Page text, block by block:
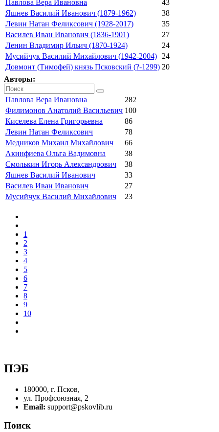
Павлова Вера Ивановна
43
Яшнев Василий Иванович (1879-1962)
38
Левин Натан Феликсович (1928-2017)
35
Василев Иван Иванович (1836-1901)
27
Ленин Владимир Ильич (1870-1924)
24
Мусийчук Василий Михайлович (1942-2004)
24
Довмонт (Тимофей) князь Псковский (?-1299) 20
Авторы:
Павлова Вера Ивановна
282
Филимонов Анатолий Васильевич 100
Киселева Елена Григорьевна
86
Левин Натан Феликсович
78
Медников Михаил Михайлович
66
Акинфиева Ольга Вадимовна
38
Смолькин Игорь Александрович
38
Яшнев Василий Иванович
33
Василев Иван Иванович
27
Мусийчук Василий Михайлович
23
1
2
3
4
5
6
7
8
9
10
ПЭБ
180000, г. Псков,
ул. Профсоюзная, 2
Email: support@pskovlib.ru
Поиск